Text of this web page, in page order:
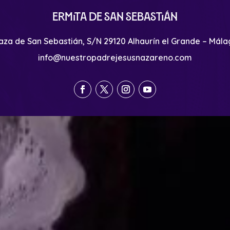
Ermita de San Sebastián
de San Sebastián, S/N 29120 Alhaurín el Grande –
info@nuestropadrejesusnazareno.com